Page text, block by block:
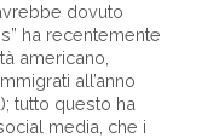
dovuto
ha recentemente
americano,
all’anno
tutto questo ha
media, che i